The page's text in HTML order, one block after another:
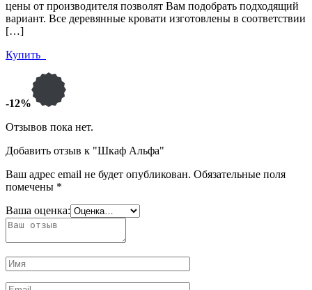
цены от производителя позволят Вам подобрать подходящий
вариант. Все деревянные кровати изготовлены в соответствии
[…]
Купить
-12%
Отзывов пока нет.
Добавить отзыв к "Шкаф Альфа"
Ваш адрес email не будет опубликован. Обязательные поля
помечены *
Ваша оценка: